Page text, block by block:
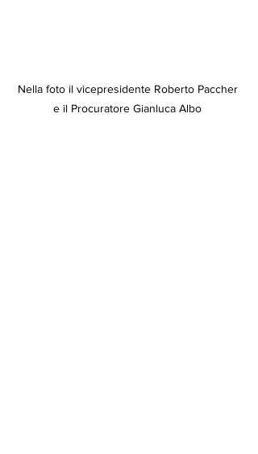
Nella foto il vicepresidente Roberto Paccher
e il Procuratore Gianluca Albo